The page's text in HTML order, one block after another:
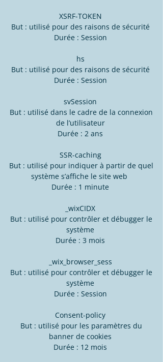
XSRF-TOKEN
But : utilisé pour des raisons de sécurité
Durée : Session
hs
But : utilisé pour des raisons de sécurité
Durée : Session
svSession
But : utilisé dans le cadre de la connexion
de l’utilisateur
Durée : 2 ans
SSR-caching
But : utilisé pour indiquer à partir de quel
système s’affiche le site web
Durée : 1 minute
_wixCIDX
But : utilisé pour contrôler et débugger le
système
Durée : 3 mois
_wix_browser_sess
But : utilisé pour contrôler et débugger le
système
Durée : Session
Consent-policy
But : utilisé pour les paramètres du
banner de cookies
Durée : 12 mois